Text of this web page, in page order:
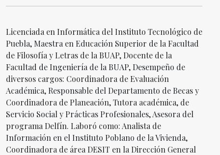
Licenciada en Informática del Instituto Tecnológico de
Puebla, Maestra en Educación Superior de la Facultad
de Filosofía y Letras de la BUAP, Docente de la
Facultad de Ingeniería de la BUAP, Desempeño de
diversos cargos: Coordinadora de Evaluación
Académica, Responsable del Departamento de Becas y
Coordinadora de Planeación, Tutora académica, de
Servicio Social y Prácticas Profesionales, Asesora del
programa Delfín. Laboró como: Analista de
Información en el Instituto Poblano de la Vivienda,
Coordinadora de área DESIT en la Dirección General